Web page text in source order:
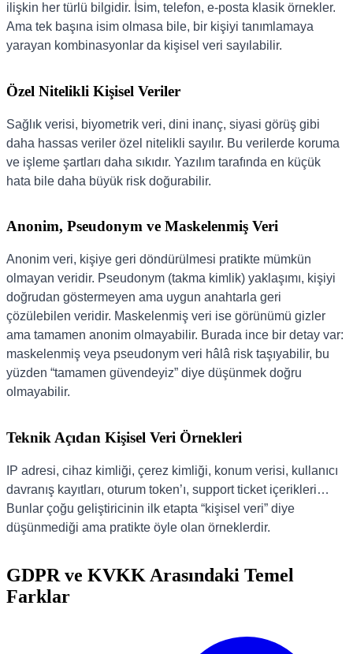
ilişkin her türlü bilgidir. İsim, telefon, e-posta klasik örnekler.
Ama tek başına isim olmasa bile, bir kişiyi tanımlamaya
yarayan kombinasyonlar da kişisel veri sayılabilir.
Özel Nitelikli Kişisel Veriler
Sağlık verisi, biyometrik veri, dini inanç, siyasi görüş gibi
daha hassas veriler özel nitelikli sayılır. Bu verilerde koruma
ve işleme şartları daha sıkıdır. Yazılım tarafında en küçük
hata bile daha büyük risk doğurabilir.
Anonim, Pseudonym ve Maskelenmiş Veri
Anonim veri, kişiye geri döndürülmesi pratikte mümkün
olmayan veridir. Pseudonym (takma kimlik) yaklaşımı, kişiyi
doğrudan göstermeyen ama uygun anahtarla geri
çözülebilen veridir. Maskelenmiş veri ise görünümü gizler
ama tamamen anonim olmayabilir. Burada ince bir detay var:
maskelenmiş veya pseudonym veri hâlâ risk taşıyabilir, bu
yüzden “tamamen güvendeyiz” diye düşünmek doğru
olmayabilir.
Teknik Açıdan Kişisel Veri Örnekleri
IP adresi, cihaz kimliği, çerez kimliği, konum verisi, kullanıcı
davranış kayıtları, oturum token’ı, support ticket içerikleri…
Bunlar çoğu geliştiricinin ilk etapta “kişisel veri” diye
düşünmediği ama pratikte öyle olan örneklerdir.
GDPR ve KVKK Arasındaki Temel
Farklar